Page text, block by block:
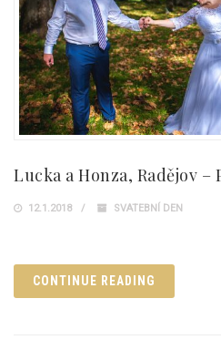
Lucka a Honza, Radějov –
12.1.2018 SVATEBNÍ DEN
CONTINUE READING